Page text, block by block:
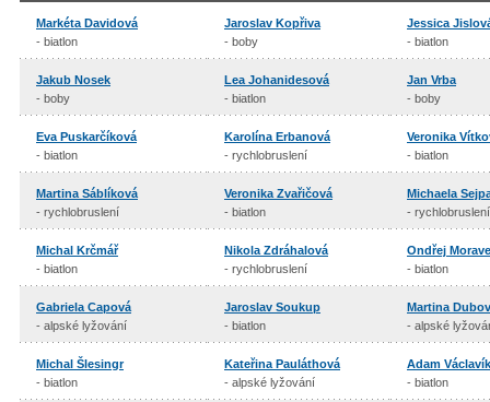
Markéta Davidová
- biatlon
Jaroslav Kopřiva
- boby
Jessica
- biatlon
Jakub Nosek
- boby
Lea Johanidesová
- biatlon
Jan Vrba
- boby
Eva Puskarčíková
- biatlon
Karolína Erbanová
- rychlobruslení
Veronika
- biatlon
Martina Sáblíková
- rychlobruslení
Veronika Zvařičová
- biatlon
Michaela
- rychlobruslení
Michal Krčmář
- biatlon
Nikola Zdráhalová
- rychlobruslení
Ondřej
- biatlon
Gabriela Capová
- alpské lyžování
Jaroslav Soukup
- biatlon
Martina
- alpské
Michal Šlesingr
- biatlon
Kateřina Pauláthová
- alpské lyžování
Adam Václavík
- biatlon